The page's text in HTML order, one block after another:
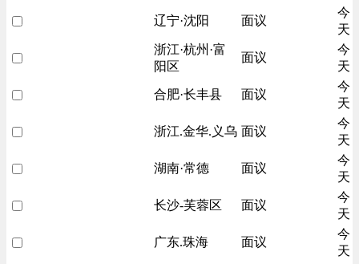
辽宁·沈阳 面议
今
天
浙江·杭州·富
阳区
面议
今
天
合肥·长丰县 面议
今
天
浙江.金华.义乌 面议
今
天
湖南·常德 面议
今
天
长沙-芙蓉区 面议
今
天
广东.珠海 面议
今
天